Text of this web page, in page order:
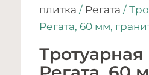
плитка / Регата /
Регата, 60 мм,
Тротуарная